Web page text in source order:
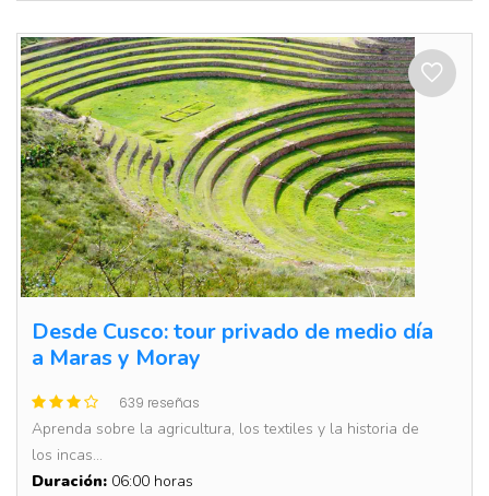
Desde Cusco: tour privado de medio día
a Maras y Moray
639 reseñas
Aprenda sobre la agricultura, los textiles y la historia de
los incas...
Duración: 06:00 horas